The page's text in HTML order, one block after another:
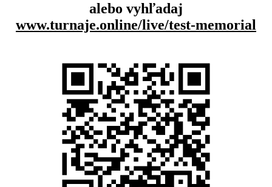
alebo vyhľadaj
www.turnaje.online/live/test-memorial